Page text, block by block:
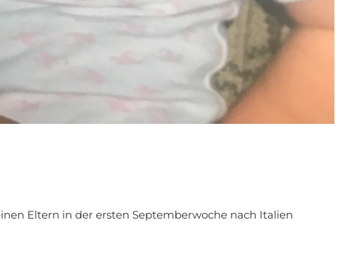
Eltern in der ersten Septemberwoche nach Italien